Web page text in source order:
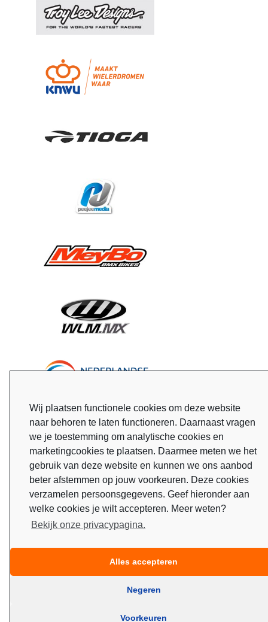
Wij plaatsen functionele cookies om deze website
naar behoren te laten functioneren. Daarnaast vragen
we je toestemming om analytische cookies en
marketingcookies te plaatsen. Daarmee meten we het
gebruik van deze website en kunnen we ons aanbod
beter afstemmen op jouw voorkeuren. Deze cookies
verzamelen persoonsgegevens. Geef hieronder aan
welke cookies je wilt accepteren. Meer weten?
Bekijk onze privacypagina.
Alles accepteren
Negeren
Voorkeuren